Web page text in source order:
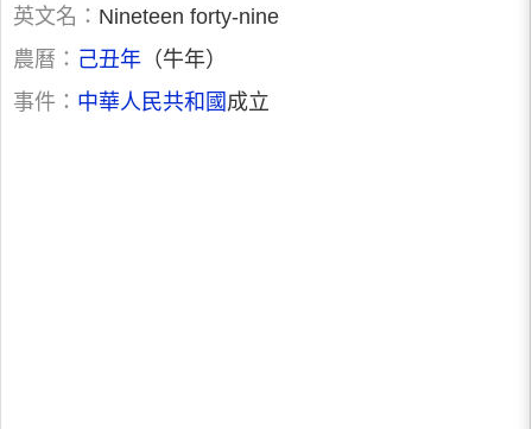
英文名： Nineteen forty-nine
農曆： 己丑年 （牛年）
事件： 中華人民共和國 成立